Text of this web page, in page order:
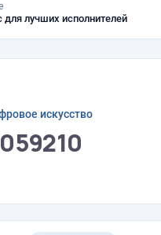
лучших исполнителей
искусство